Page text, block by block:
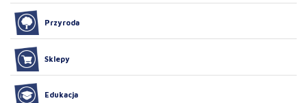
Przyroda
Sklepy
Edukacja